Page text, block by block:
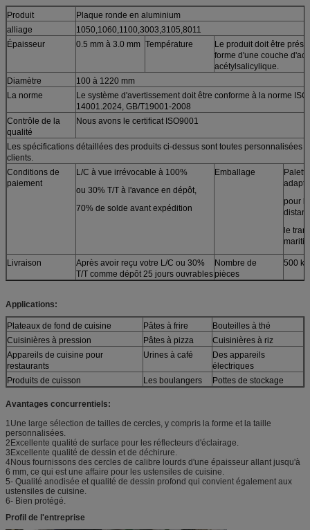
Produit
Plaque ronde en aluminium
alliage
1050,1060,1100,3003,3105,8011
Épaisseur
0.5 mm à 3.0 mm Température
Le produit doit être
forme d'une couche
acétylsalicylique.
Diamètre
100 à 1220 mm
La norme
Le système d'avertissement doit être conforme à la norme ISO
14001.2024, GB/T19001-2008
Contrôle de la
qualité
Nous avons le certificat ISO9001
Les spécifications détaillées des produits ci-dessus sont toutes personnalisées
clients.
Conditions de
paiement
L/C à vue irrévocable à 100%
ou 30% T/T à l'avance en dépôt,
70% de solde avant expédition
Emballage
pour
le
Livraison
Après avoir reçu votre L/C ou 30%
T/T comme dépôt 25 jours ouvrables
Nombre de
pièces
500
Applications:
Plateaux de fond de cuisine Pâtes à frire
Bouteilles à thé
Cuisinières à pression
Pâtes à pizza
Cuisinières à riz
Appareils de cuisine pour
restaurants
Urines à café
Des appareils
électriques
Produits de cuisson
Les boulangers Pottes de stockage
Avantages concurrentiels:
1Une large sélection de tailles de cercles, y compris la forme et la taille
personnalisées.
2Excellente qualité de surface pour les réflecteurs d'éclairage.
3Excellente qualité de dessin et de déchirure.
4Nous fournissons des cercles de calibre lourds d'une épaisseur allant jusqu'à
6 mm, ce qui est une affaire pour les ustensiles de cuisine.
5- Qualité anodisée et qualité de dessin profond qui convient également aux
ustensiles de cuisine.
6- Bien protégé.
Profil de l'entreprise